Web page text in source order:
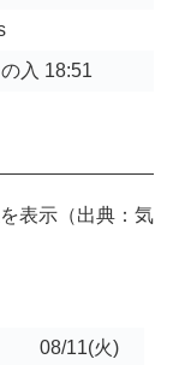
入 18:51
表示（出典：気
08/11(火)